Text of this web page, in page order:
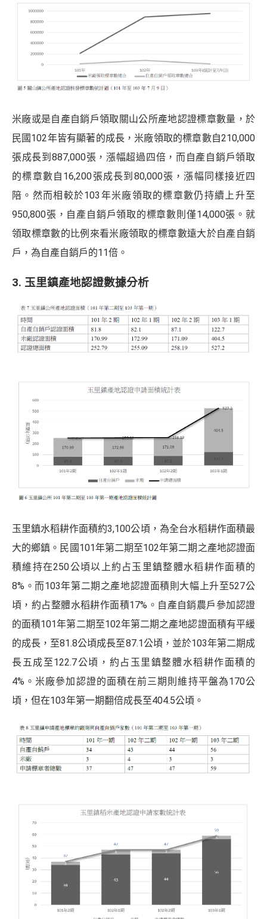
米廠或是自產自銷戶領取關山公所產地認證標章數量，於
民國102年皆有顯著的成長，米廠領取的標章數自210,000
張成長到887,000張，漲幅超過四倍，而自產自銷戶領取
的標章數自16,200張成長到80,000張，漲幅同樣接近四
陪。然而相較於103年米廠領取的標章數仍持續上升至
950,800張，自產自銷戶領取的標章數則僅14,000張。就
領取標章數的比例來看米廠領取的標章數遠大於自產自銷
戶，為自產自銷戶的11倍。
3. 玉里鎮產地認證數據分析
玉里鎮水稻耕作面積約3,100公頃，為全台水稻耕作面積最
大的鄉鎮。民國101年第二期至102年第二期之產地認證面
積維持在250公頃以上約占玉里鎮整體水稻耕作面積的
8%。而103年第二期之產地認證面積則大幅上升至527公
頃，約占整體水稻耕作面積17%。自產自銷農戶參加認證
的面積101年第二期至102年第二期之產地認證面積有平緩
的成長，至81.8公頃成長至87.1公頃，並於103年第二期成
長五成至122.7公頃，約占玉里鎮整體水稻耕作面積的
4%。米廠參加認證的面積在前三期則維持平盤為170公
頃，但在103年第一期翻倍成長至404.5公頃。